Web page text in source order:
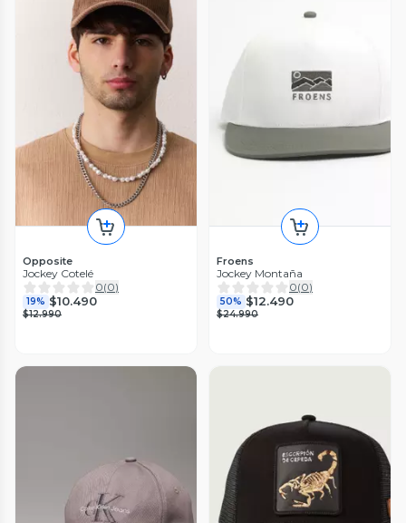
Opposite
Jockey Cotelé
0(0)
19% $10.490
$12.990
Froens
Jockey Montaña
0(0)
50% $12.490
$24.990